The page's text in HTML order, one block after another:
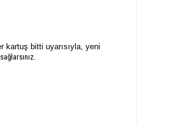
kartuş bitti uyarısıyla, yeni